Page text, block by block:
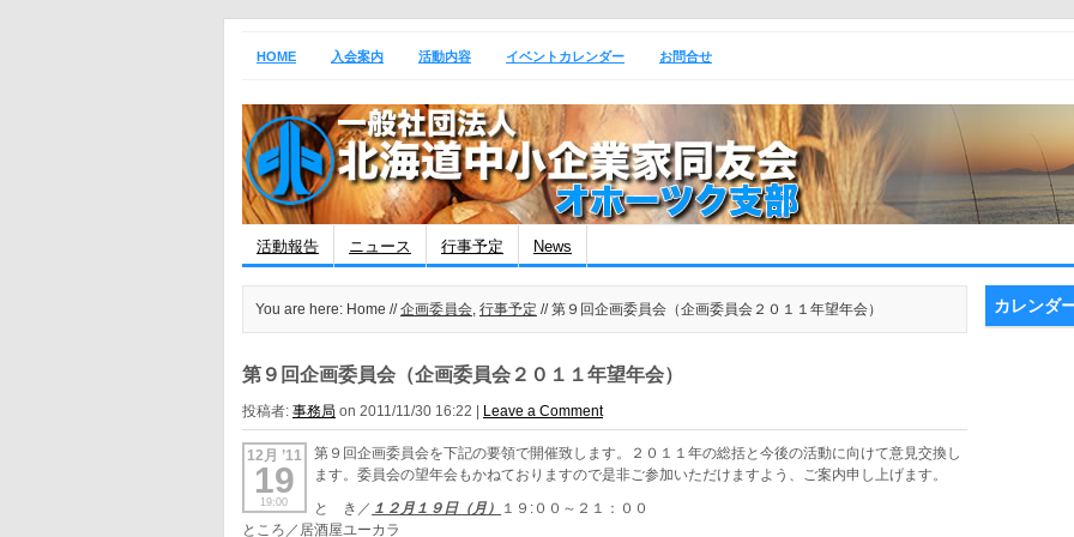
HOME 入会案内 活動内容 イベントカレンダー お問合せ
活動報告 ニュース 行事予定 News
You are here: Home //企画委員会, 行事予定 // 第９回企画委員会（企画委員会２０１１年望年会）
第９回企画委員会（企画委員会２０１１年望年会）
投稿者: 事務局 on 2011/11/30 16:22 | Leave a Comment
12月 ’11
19
19:00
第９回企画委員会を下記の要領で開催致します。２０１１年の総括と今後の活動に向けて意見交換し
ます。委員会の望年会もかねておりますので是非ご参加いただけますよう、ご案内申し上げます。
と き／ １２月１９日（月）
１９:００～２１：００
ところ／居酒屋ユーカラ
カレンダ